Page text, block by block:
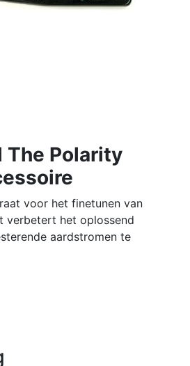
The Polarity
voor het finetunen van
verbetert het oplossend
aardstromen te